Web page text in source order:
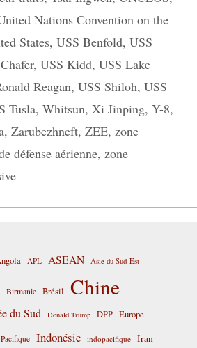
Nations Convention on the
States, USS Benfold, USS
, USS Kidd, USS Lake
Reagan, USS Shiloh, USS
Tusla, Whitsun, Xi Jinping, Y-8,
, Zarubezhneft, ZEE, zone
défense aérienne, zone
APL ASEAN Asie du Sud-Est
Birmanie Brésil Chine
du Sud Donald Trump DPP Europe
Indonésie indopacifique Iran